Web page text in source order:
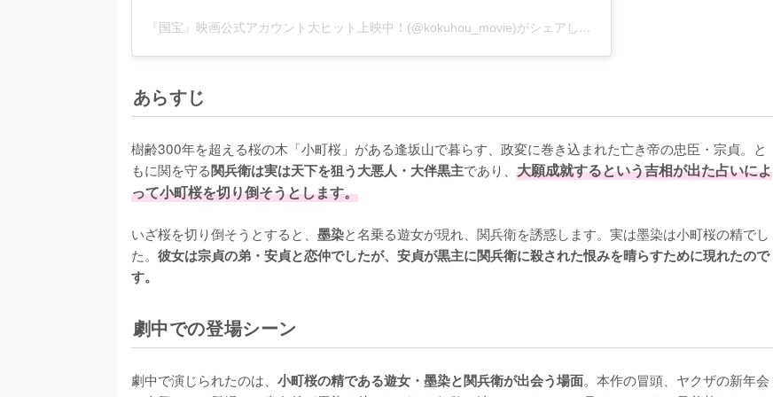
『国宝』映画公式アカウント大ヒット上映中！(@kokuhou_movie)がシェアした投稿
あらすじ
樹齢300年を超える桜の木「小町桜」がある逢坂山で暮らす、政変に巻き込まれた亡き帝の忠臣・宗貞。と
もに関を守る関兵衛は実は天下を狙う大悪人・大伴黒主であり、 大願成就するという吉相が出た占いによ
って小町桜を切り倒そうとします。
いざ桜を切り倒そうとすると、 墨染と名乗る遊女が現れ、関兵衛を誘惑します。実は墨染は小町桜の精でし
た。 彼女は宗貞の弟・安貞と恋仲でしたが、安貞が黒主に関兵衛に殺された恨みを晴らすために現れたので
す。
劇中での登場シーン
劇中で演じられたのは、 小町桜の精である遊女・墨染と関兵衛が出会う場面。本作の冒頭、ヤクザの新年会